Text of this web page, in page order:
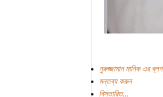
নুরুজ্জামান মানিক এর ব্লগ
মন্তব্য করুন
বিস্তারিত...